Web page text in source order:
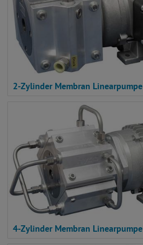
2-Zylinder Membran Linearpumpe
4-Zylinder Membran Linearpumpe